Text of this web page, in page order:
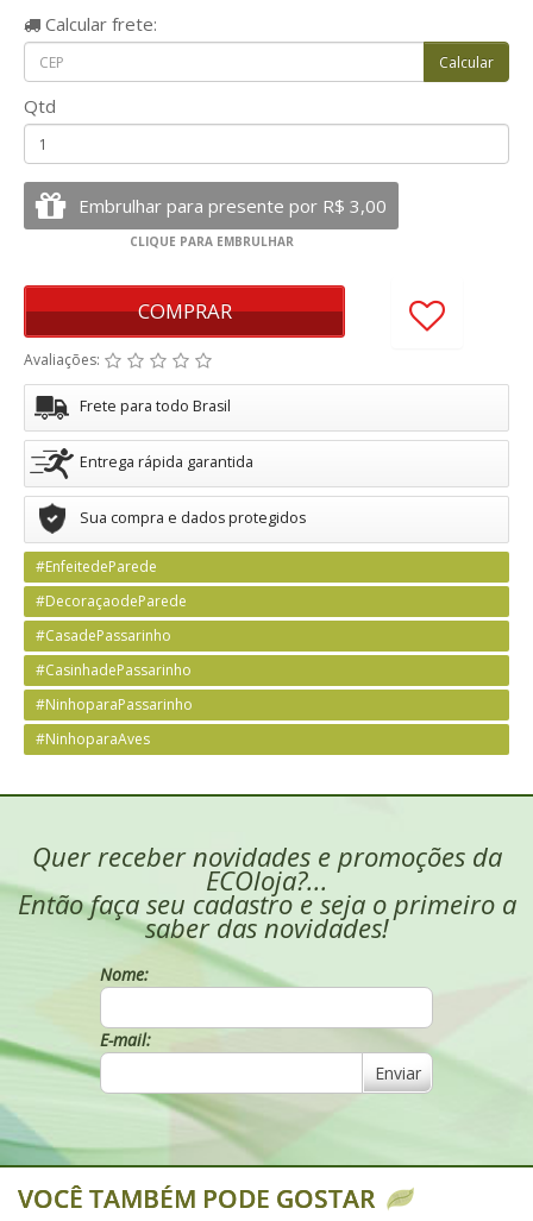
Calcular frete:
Qtd
COMPRAR
Avaliações:
Frete para todo Brasil
Entrega rápida garantida
Sua compra e dados protegidos
#EnfeitedeParede
#DecoraçaodeParede
#CasadePassarinho
#CasinhadePassarinho
#NinhoparaPassarinho
#NinhoparaAves
Quer receber novidades e promoções da
ECOloja?...
Então faça seu cadastro e seja o primeiro a
saber das novidades!
Nome:
E-mail:
Enviar
VOCÊ TAMBÉM PODE GOSTAR